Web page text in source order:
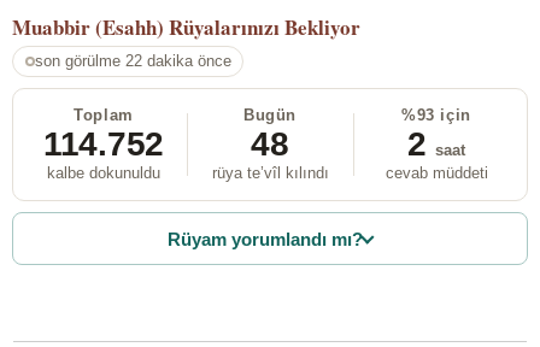
Muabbir (Esahh) Rüyalarınızı Bekliyor
son görülme 22 dakika önce
Toplam
114.752
kalbe dokunuldu
Bugün
48
rüya te’vîl kılındı
%93 için
2 saat
cevab müddeti
Rüyam yorumlandı mı?